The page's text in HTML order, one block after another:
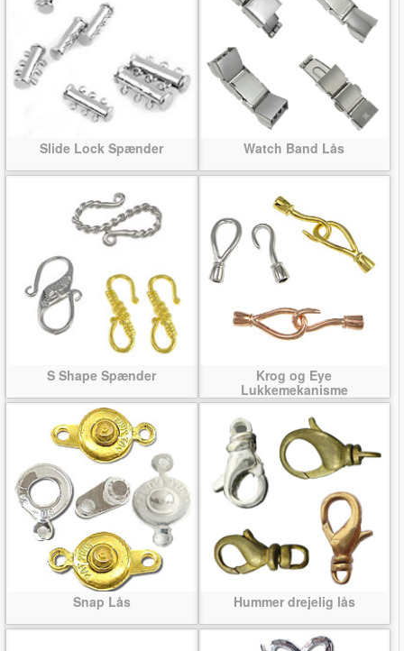
Slide Lock Spænder Watch Band Lås
S Shape Spænder
Krog og Eye
Lukkemekanisme
Snap Lås Hummer drejelig lås